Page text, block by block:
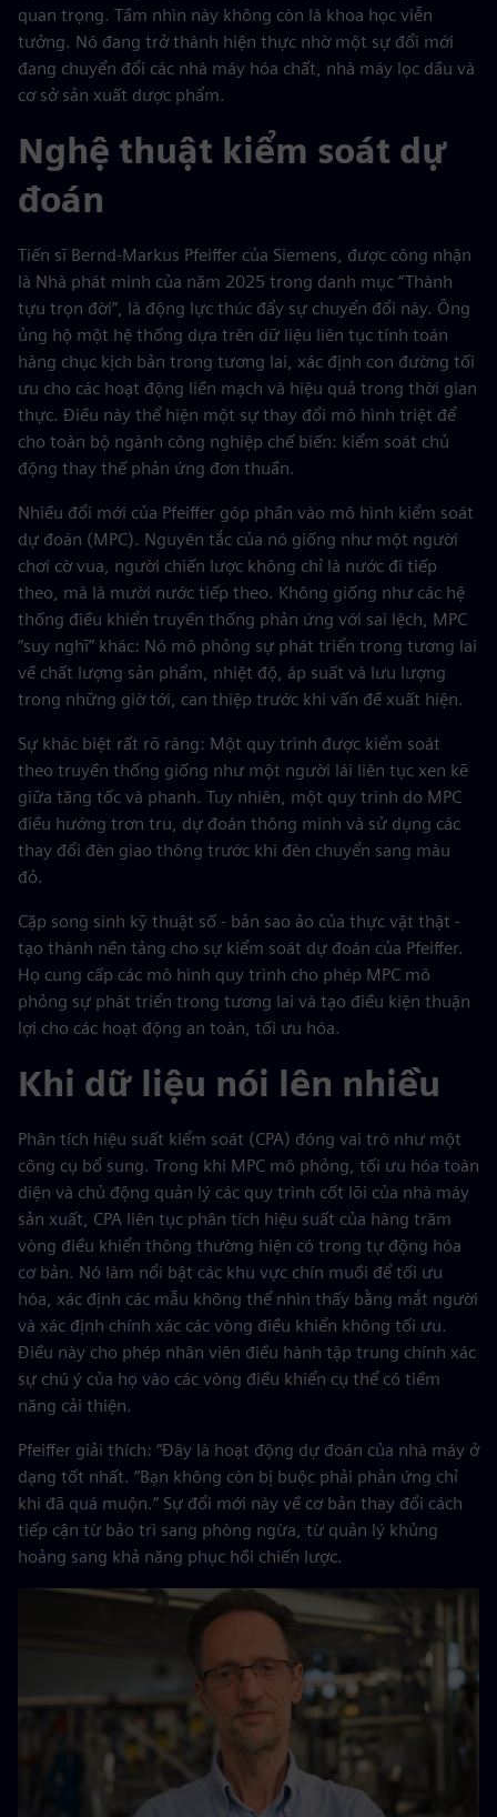
quan trọng. Tầm nhìn này không còn là khoa học viễn
tưởng. Nó đang trở thành hiện thực nhờ một sự đổi mới
đang chuyển đổi các nhà máy hóa chất, nhà máy lọc dầu và
cơ sở sản xuất dược phẩm.
Nghệ thuật kiểm soát dự
đoán
Tiến sĩ Bernd-Markus Pfeiffer của Siemens, được công nhận
là Nhà phát minh của năm 2025 trong danh mục “Thành
tựu trọn đời”, là động lực thúc đẩy sự chuyển đổi này. Ông
ủng hộ một hệ thống dựa trên dữ liệu liên tục tính toán
hàng chục kịch bản trong tương lai, xác định con đường tối
ưu cho các hoạt động liền mạch và hiệu quả trong thời gian
thực. Điều này thể hiện một sự thay đổi mô hình triệt để
cho toàn bộ ngành công nghiệp chế biến: kiểm soát chủ
động thay thế phản ứng đơn thuần.
Nhiều đổi mới của Pfeiffer góp phần vào mô hình kiểm soát
dự đoán (MPC). Nguyên tắc của nó giống như một người
chơi cờ vua, người chiến lược không chỉ là nước đi tiếp
theo, mà là mười nước tiếp theo. Không giống như các hệ
thống điều khiển truyền thống phản ứng với sai lệch, MPC
“suy nghĩ” khác: Nó mô phỏng sự phát triển trong tương lai
về chất lượng sản phẩm, nhiệt độ, áp suất và lưu lượng
trong những giờ tới, can thiệp trước khi vấn đề xuất hiện.
Sự khác biệt rất rõ ràng: Một quy trình được kiểm soát
theo truyền thống giống như một người lái liên tục xen kẽ
giữa tăng tốc và phanh. Tuy nhiên, một quy trình do MPC
điều hướng trơn tru, dự đoán thông minh và sử dụng các
thay đổi đèn giao thông trước khi đèn chuyển sang màu
đỏ.
Cặp song sinh kỹ thuật số - bản sao ảo của thực vật thật -
tạo thành nền tảng cho sự kiểm soát dự đoán của Pfeiffer.
Họ cung cấp các mô hình quy trình cho phép MPC mô
phỏng sự phát triển trong tương lai và tạo điều kiện thuận
lợi cho các hoạt động an toàn, tối ưu hóa.
Khi dữ liệu nói lên nhiều
Phân tích hiệu suất kiểm soát (CPA) đóng vai trò như một
công cụ bổ sung. Trong khi MPC mô phỏng, tối ưu hóa toàn
diện và chủ động quản lý các quy trình cốt lõi của nhà máy
sản xuất, CPA liên tục phân tích hiệu suất của hàng trăm
vòng điều khiển thông thường hiện có trong tự động hóa
cơ bản. Nó làm nổi bật các khu vực chín muồi để tối ưu
hóa, xác định các mẫu không thể nhìn thấy bằng mắt người
và xác định chính xác các vòng điều khiển không tối ưu.
Điều này cho phép nhân viên điều hành tập trung chính xác
sự chú ý của họ vào các vòng điều khiển cụ thể có tiềm
năng cải thiện.
Pfeiffer giải thích: “Đây là hoạt động dự đoán của nhà máy ở
dạng tốt nhất. “Bạn không còn bị buộc phải phản ứng chỉ
khi đã quá muộn.” Sự đổi mới này về cơ bản thay đổi cách
tiếp cận từ bảo trì sang phòng ngừa, từ quản lý khủng
hoảng sang khả năng phục hồi chiến lược.